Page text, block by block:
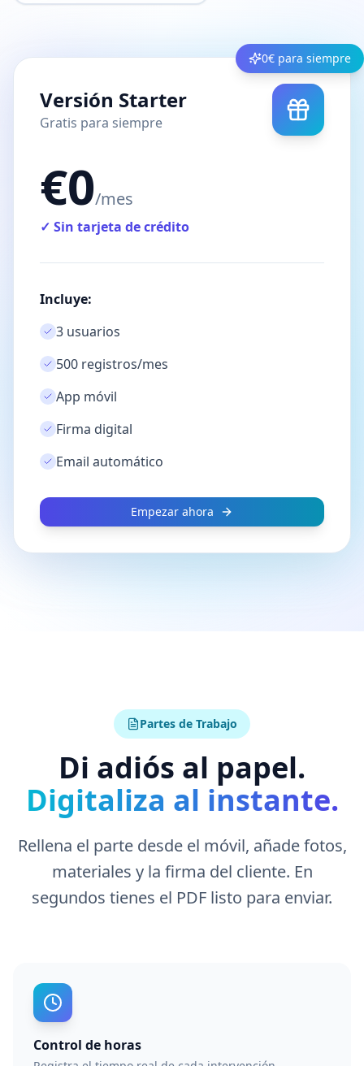
Versión Starter
Gratis para siempre
€0/mes
✓ Sin tarjeta de crédito
Incluye:
3 usuarios
500 registros/mes
App móvil
Firma digital
Email automático
Empezar ahora
0€ para siempre
Partes de Trabajo
Di adiós al papel.
Digitaliza al instante.
Rellena el parte desde el móvil, añade fotos,
materiales y la firma del cliente. En
segundos tienes el PDF listo para enviar.
Control de horas